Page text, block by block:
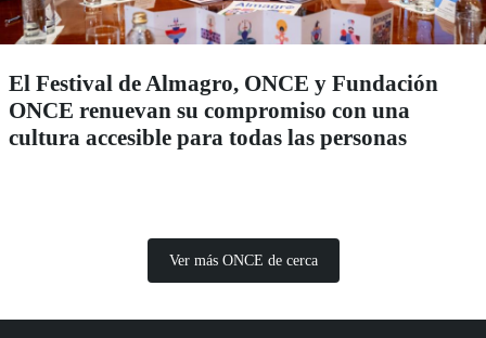
El Festival de Almagro, ONCE y Fundación
ONCE renuevan su compromiso con una
cultura accesible para todas las personas
Ver más ONCE de cerca